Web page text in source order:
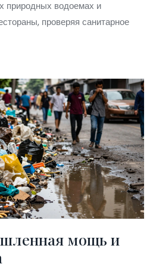
природных водоемах и
проверяя санитарное
мощь и